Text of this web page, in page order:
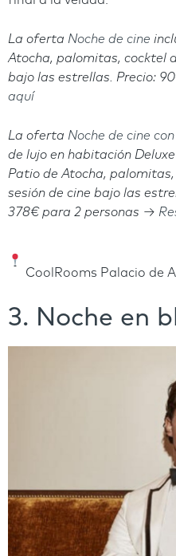
La oferta Noche de cine
Atocha, palomitas, cocktel
bajo las estrellas. Precio:
aquí
La oferta Noche de cine
de lujo en habitación
Patio de Atocha,
sesión de cine bajo las
378€ para 2 personas →
CoolRooms Palacio de
3. Noche en